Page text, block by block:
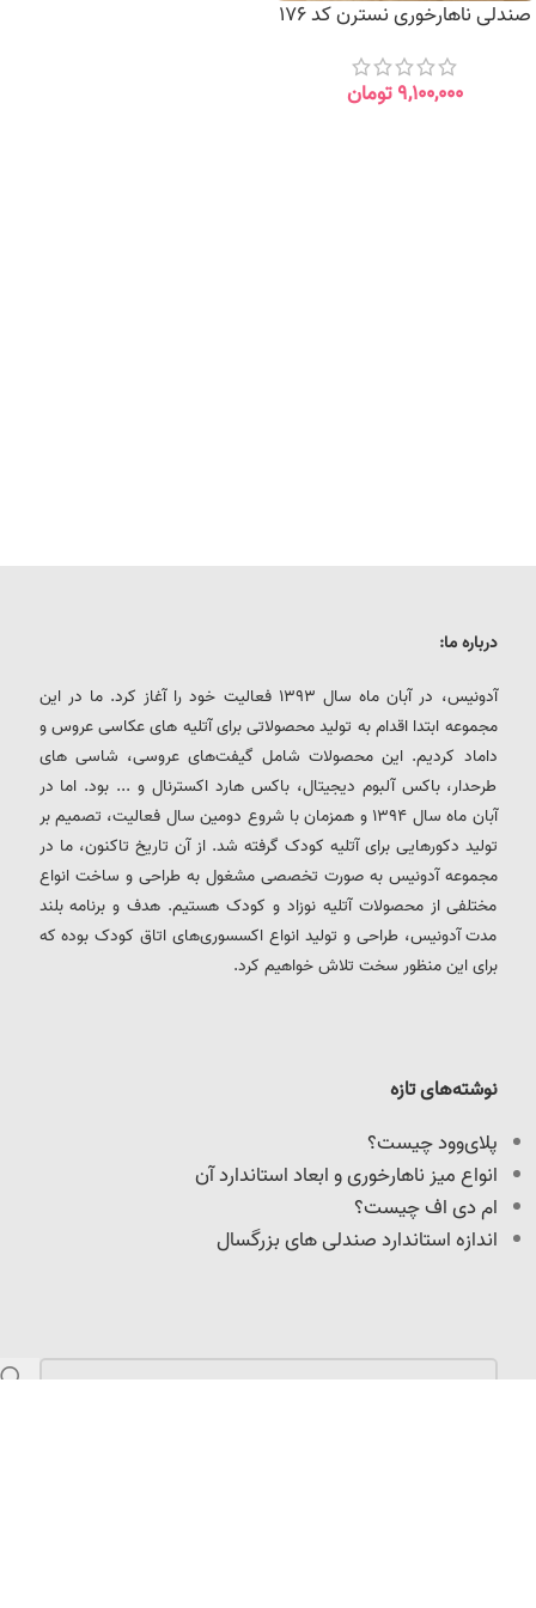
صندلی ناهارخوری نسترن کد 176
۹,۱۰۰,۰۰۰تومان
نوشته‌های تازه
پلای‌وود چیست؟
انواع میز ناهارخوری و ابعاد استاندارد آن
ام دی اف چیست؟
اندازه استاندارد صندلی های بزرگسال
درباره ما:
آدونیس، در آبان ماه سال 1393 فعالیت خود را آغاز کرد. ما در این
مجموعه ابتدا اقدام به تولید محصولاتی برای آتلیه های عکاسی عروس و
داماد کردیم. این محصولات شامل گیفت‌های عروسی، شاسی های
طرحدار، باکس آلبوم دیجیتال، باکس هارد اکسترنال و ... بود. اما در
آبان ماه سال 1394 و همزمان با شروع دومین سال فعالیت، تصمیم بر
تولید دکورهایی برای آتلیه کودک گرفته شد. از آن تاریخ تاکنون، ما در
مجموعه آدونیس به صورت تخصصی مشغول به طراحی و ساخت انواع
مختلفی از محصولات آتلیه نوزاد و کودک هستیم. هدف و برنامه بلند
مدت آدونیس، طراحی و تولید انواع اکسسوری‌های اتاق کودک بوده که
برای این منظور سخت تلاش خواهیم کرد.